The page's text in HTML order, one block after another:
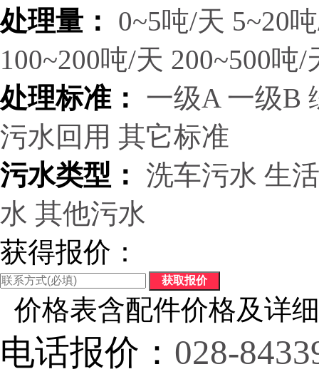
处理量： 0~5吨/天 5~20
100~200吨/天 200~500吨/
处理标准：
一级A 一级B
污水回用 其它标准
污水类型：
洗车污水 生
水 其他污水
获得报价：
价格表含配件价格及详
电话报价： 028-